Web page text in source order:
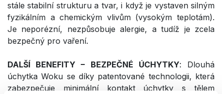
stále stabilní strukturu a tvar, i když je vystaven silným
fyzikálním a chemickým vlivům (vysokým teplotám).
Je neporézní, nezpůsobuje alergie, a tudíž je zcela
bezpečný pro vaření.
DALŠÍ BENEFITY – BEZPEČNÉ ÚCHYTKY: Dlouhá
úchytka Woku se díky patentované technologii, která
zabezpečuje minimální kontakt úchytky s tělem